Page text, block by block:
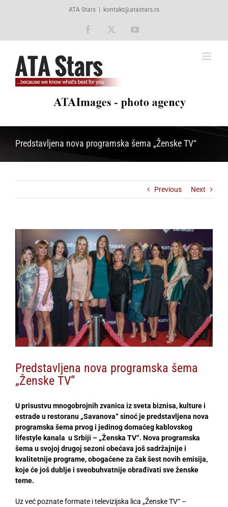
ATA Stars kontakt@atastars.rs
Facebook YouTube
Predstavljena nova programska šema „Ženske TV“
Previous Next
View
Larger
Image
Predstavljena nova programska šema
„Ženske TV“
U prisustvu mnogobrojnih zvanica iz sveta biznisa, kulture i
estrade u restoranu „Savanova“ sinoć je predstavljena nova
programska šema prvog i jedinog domaćeg kablovskog
lifestyle kanala u Srbiji – „Ženska TV“. Nova programska
šema u svojoj drugoj sezoni obećava još sadržajnije i
kvalitetnije programe, obogaćene za čak šest novih emisija,
koje će još dublje i sveobuhvatnije obrađivati sve ženske
teme.
Uz već poznate formate i televizijska lica „Ženske TV“ –